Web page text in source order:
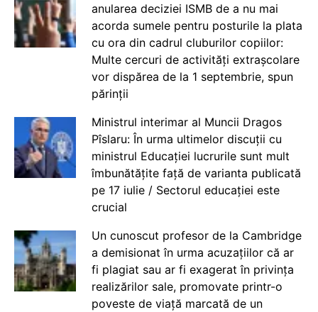
anularea deciziei ISMB de a nu mai
acorda sumele pentru posturile la plata
cu ora din cadrul cluburilor copiilor:
Multe cercuri de activități extrașcolare
vor dispărea de la 1 septembrie, spun
părinții
Ministrul interimar al Muncii Dragos
Pîslaru: În urma ultimelor discuții cu
ministrul Educației lucrurile sunt mult
îmbunătățite față de varianta publicată
pe 17 iulie / Sectorul educației este
crucial
Un cunoscut profesor de la Cambridge
a demisionat în urma acuzațiilor că ar
fi plagiat sau ar fi exagerat în privința
realizărilor sale, promovate printr-o
poveste de viață marcată de un